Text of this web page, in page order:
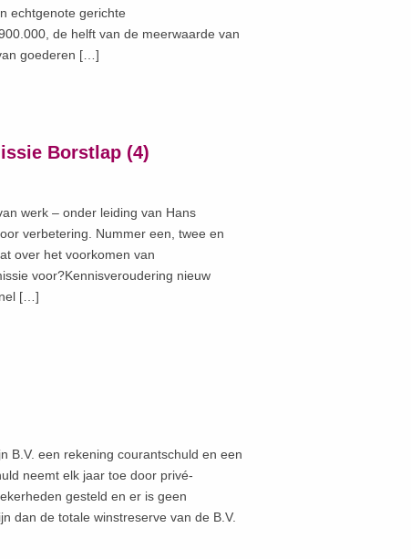
echtgenote gerichte
de helft van de meerwaarde van
goederen […]
Borstlap (4)
werk – onder leiding van Hans
verbetering. Nummer een, twee en
over het voorkomen van
voor?Kennisveroudering nieuw
[…]
B.V. een rekening courantschuld en een
neemt elk jaar toe door privé-
gesteld en er is geen
dan de totale winstreserve van de B.V.